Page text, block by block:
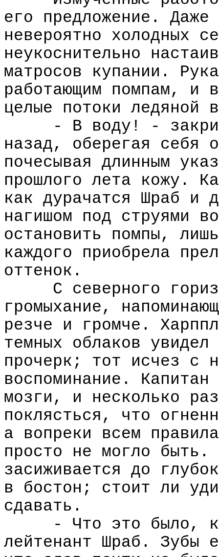
его предложение.
невероятно холодных
неукоснительно
матросов купании.
работающим помпам, и
целые потоки ледяной
- В воду! -
назад, оберегая себя
почесывая длинным
прошлого лета кожу.
как дурачатся Шраб и
нагишом под струями
остановить помпы,
каждого приобрела
оттенок.
С северного
громыхание,
резче и громче.
темных облаков
прочерк; тот исчез с
воспоминание.
мозги, и несколько
поклясться, что
а вопреки всем
просто не могло быть.
засиживается до
в бостон; стоит ли
сдавать.
- Что это было,
лейтенант Шраб. Зубы